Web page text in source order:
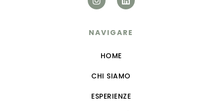
NAVIGARE
HOME
CHI SIAMO
ESPERIENZE